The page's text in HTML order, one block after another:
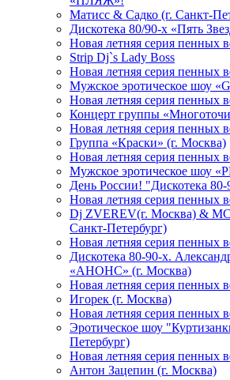
Матисс & Садко (г. Санкт-
Дискотека 80/90-х «Пять
Новая летняя серия
Strip Dj`s Lady Boss
Новая летняя серия
Мужское эротическое шоу
Новая летняя серия
Концерт группы
Новая летняя серия
Группа «Краски» (г. Москва)
Новая летняя серия
Мужское эротическое шоу
День России! "Дискотека 80-
Новая летняя серия
Dj ZVEREV(г. Москва) &
Санкт-Петербург)
Новая летняя серия
Дискотека 80-90-х.
«АНОНС» (г. Москва)
Новая летняя серия
Игорек (г. Москва)
Новая летняя серия
Эротическое шоу
Петербург)
Новая летняя серия
Антон Зацепин (г. Москва)